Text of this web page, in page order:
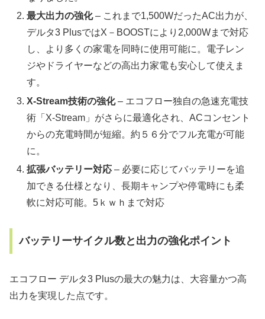
最大出力の強化– これまで1,500WだったAC出力が、
デルタ3 PlusではX－BOOSTにより2,000Wまで対応
し、より多くの家電を同時に使用可能に。電子レン
ジやドライヤーなどの高出力家電も安心して使えま
す。
X-Stream技術の強化– エコフロー独自の急速充電技
術「X-Stream」がさらに最適化され、ACコンセント
からの充電時間が短縮。約５６分でフル充電が可能
に。
拡張バッテリー対応 – 必要に応じてバッテリーを追
加できる仕様となり、長期キャンプや停電時にも柔
軟に対応可能。5ｋｗｈまで対応
バッテリーサイクル数と出力の強化ポイント
エコフロー デルタ3 Plusの最大の魅力は、大容量かつ高
出力を実現した点です。